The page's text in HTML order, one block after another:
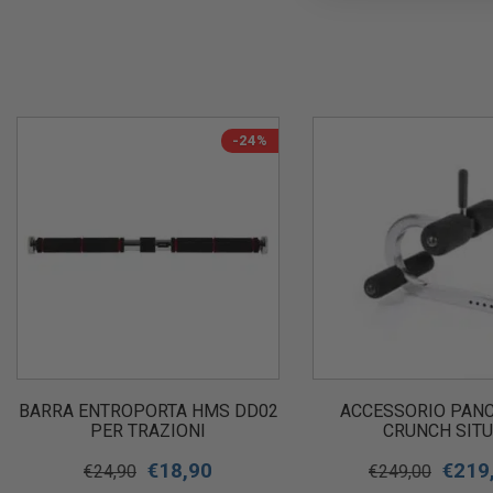
-24%
BARRA ENTROPORTA HMS DD02
PER TRAZIONI
€24,90 €18,90
ACCESSORIO
CRUNCH
€249,00 €